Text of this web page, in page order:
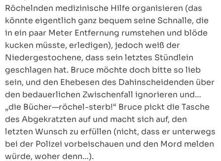
Röchelnden medizinische Hilfe organisieren (das
könnte eigentlich ganz bequem seine Schnalle, die
in ein paar Meter Entfernung rumstehen und blöde
kucken müsste, erledigen), jedoch weiß der
Niedergestochene, dass sein letztes Stündlein
geschlagen hat. Bruce möchte doch bitte so lieb
sein, und den Ehebesen des Dahinscheidenden über
den bedauerlichen Zwischenfall ignorieren und…
„die Bücher—röchel-sterb!“ Bruce pickt die Tasche
des Abgekratzten auf und macht sich auf, den
letzten Wunsch zu erfüllen (nicht, dass er unterwegs
bei der Polizei vorbeischauen und den Mord melden
würde, woher denn…).